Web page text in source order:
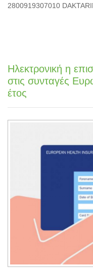
2800919307010
Ηλεκτρονική η
στις συνταγές
έτος